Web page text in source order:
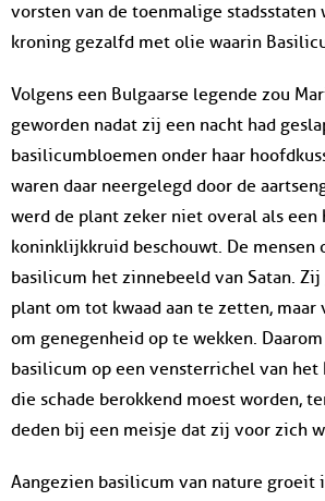
vorsten van de toenmalige stadsstaten
kroning gezalfd met olie waarin
Volgens een Bulgaarse legende zou
geworden nadat zij een nacht had
basilicumbloemen onder haar
waren daar neergelegd door de
werd de plant zeker niet overal als een
koninklijkkruid beschouwt. De mensen
basilicum het zinnebeeld van Satan.
plant om tot kwaad aan te zetten, maar
om genegenheid op te wekken.
basilicum op een vensterrichel van het
die schade berokkend moest worden,
deden bij een meisje dat zij voor zich
Aangezien basilicum van nature groeit